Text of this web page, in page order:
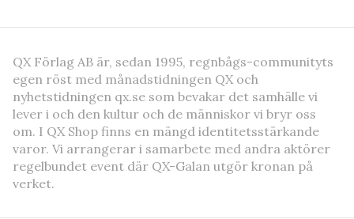
QX Förlag AB är, sedan 1995, regnbågs-communityts
egen röst med månadstidningen QX och
nyhetstidningen qx.se som bevakar det samhälle vi
lever i och den kultur och de människor vi bryr oss
om. I QX Shop finns en mängd identitetsstärkande
varor. Vi arrangerar i samarbete med andra aktörer
regelbundet event där QX-Galan utgör kronan på
verket.